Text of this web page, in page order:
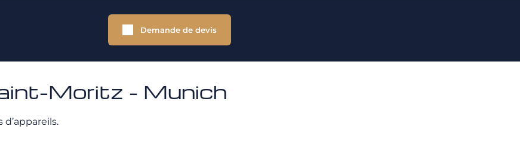
Demande de devis
Moritz - Munich